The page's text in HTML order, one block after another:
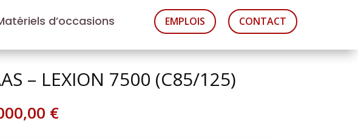
d’occasions
EMPLOIS CONTACT
– LEXION 7500 (C85/125)
€